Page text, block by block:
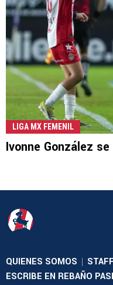
LIGA MX FEMENIL
Ivonne González
QUIENES SOMOS | STAFF
ESCRIBE EN REBAÑO